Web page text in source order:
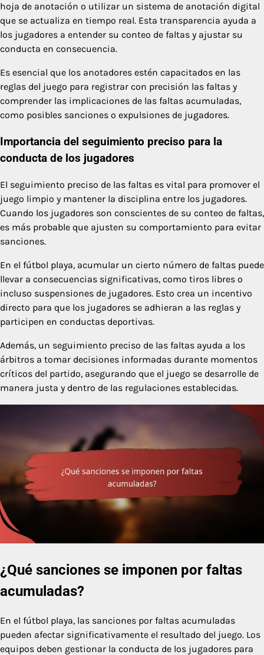
hoja de anotación o utilizar un sistema de anotación digital
que se actualiza en tiempo real. Esta transparencia ayuda a
los jugadores a entender su conteo de faltas y ajustar su
conducta en consecuencia.
Es esencial que los anotadores estén capacitados en las
reglas del juego para registrar con precisión las faltas y
comprender las implicaciones de las faltas acumuladas,
como posibles sanciones o expulsiones de jugadores.
Importancia del seguimiento preciso para la
conducta de los jugadores
El seguimiento preciso de las faltas es vital para promover el
juego limpio y mantener la disciplina entre los jugadores.
Cuando los jugadores son conscientes de su conteo de faltas,
es más probable que ajusten su comportamiento para evitar
sanciones.
En el fútbol playa, acumular un cierto número de faltas puede
llevar a consecuencias significativas, como tiros libres o
incluso suspensiones de jugadores. Esto crea un incentivo
directo para que los jugadores se adhieran a las reglas y
participen en conductas deportivas.
Además, un seguimiento preciso de las faltas ayuda a los
árbitros a tomar decisiones informadas durante momentos
críticos del partido, asegurando que el juego se desarrolle de
manera justa y dentro de las regulaciones establecidas.
¿Qué sanciones se imponen por faltas
acumuladas?
En el fútbol playa, las sanciones por faltas acumuladas
pueden afectar significativamente el resultado del juego. Los
equipos deben gestionar la conducta de los jugadores para